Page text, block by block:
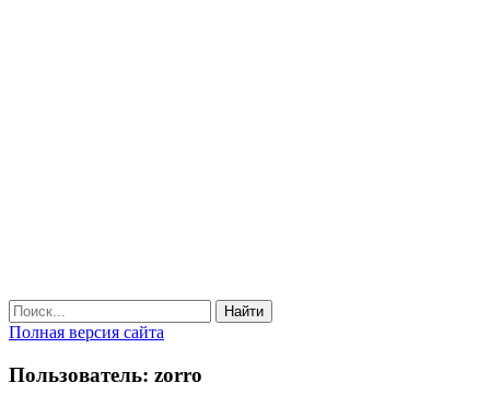
Найти
Полная версия сайта
Пользователь: zorro